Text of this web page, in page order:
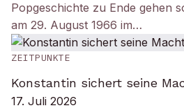
Popgeschichte zu Ende gehen
am 29. August 1966 im…
ZEITPUNKTE
Konstantin sichert seine
17. Juli 2026